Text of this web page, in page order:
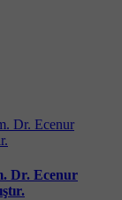
Dr. Ecenur